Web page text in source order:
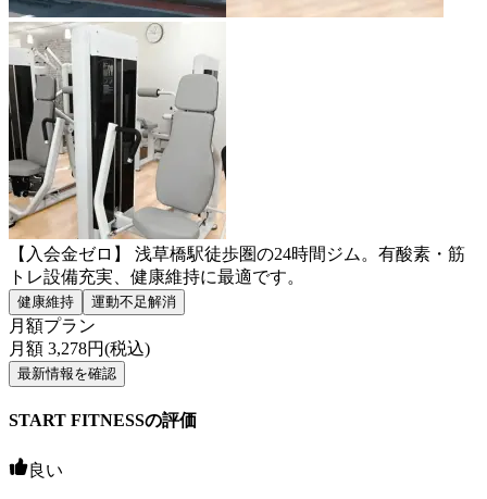
【入会金ゼロ】 浅草橋駅徒歩圏の24時間ジム。有酸素・筋
トレ設備充実、健康維持に最適です。
健康維持 運動不足解消
月額プラン
月額 3,278円(税込)
最新情報を確認
START FITNESSの評価
良い